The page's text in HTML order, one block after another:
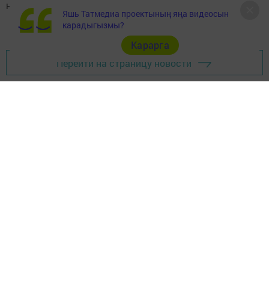
новь"
Перейти на страницу новости
Яшь Татмедиа проектының яңа видеосын
карадыгызмы?
Карарга